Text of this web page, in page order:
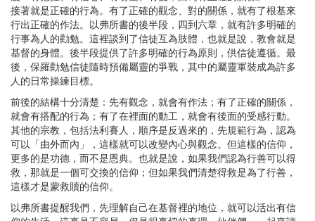
接著就是正確的行為。有了正確的觀念、對的關係，就有了根基來
行出正確的作法。以弗所書的後半段，四到六章，就有許多明確的
行事為人的勸勉。這裡談到了信徒互為肢體，也就是說，教會就是
基督的身體。後半段提供了許多明確的行為原則，供信徒遵循。最
後，保羅勸勉信徒隨時預備屬靈的爭戰，其中的屬靈軍裝成為許多
人的日常操練目標。
前後的結構十分清楚：先有觀念，就會有作法；有了正確的關係，
就會有搭配的行為；有了在裡面的動工，就會有後面的受感行動。
其他的宗教，包括法利賽人，順序是反過來的，先規範行為，認為
可以「由外而內」，這樣就可以改變內心與觀念。但這樣的信仰，
更多的是功德，而不是恩典。也就是說，如果我們認為行善可以得
救，那就是一個可交換的信仰；但如果我們清楚得救是為了行善，
這樣才是蒙救贖的信仰。
以弗所書提醒我們，先理解自己在基督裡的地位，就可以活出有信